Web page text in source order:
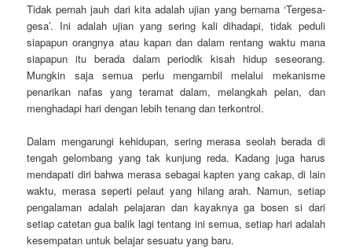
Tidak pernah jauh dari kita adalah ujian yang bernama ‘Tergesa-
gesa’. Ini adalah ujian yang sering kali dihadapi, tidak peduli
siapapun orangnya atau kapan dan dalam rentang waktu mana
siapapun itu berada dalam periodik kisah hidup seseorang.
Mungkin saja semua perlu mengambil melalui mekanisme
penarikan nafas yang teramat dalam, melangkah pelan, dan
menghadapi hari dengan lebih tenang dan terkontrol.
Dalam mengarungi kehidupan, sering merasa seolah berada di
tengah gelombang yang tak kunjung reda. Kadang juga harus
mendapati diri bahwa merasa sebagai kapten yang cakap, di lain
waktu, merasa seperti pelaut yang hilang arah. Namun, setiap
pengalaman adalah pelajaran dan kayaknya ga bosen si dari
setiap catetan gua balik lagi tentang ini semua, setiap hari adalah
kesempatan untuk belajar sesuatu yang baru.